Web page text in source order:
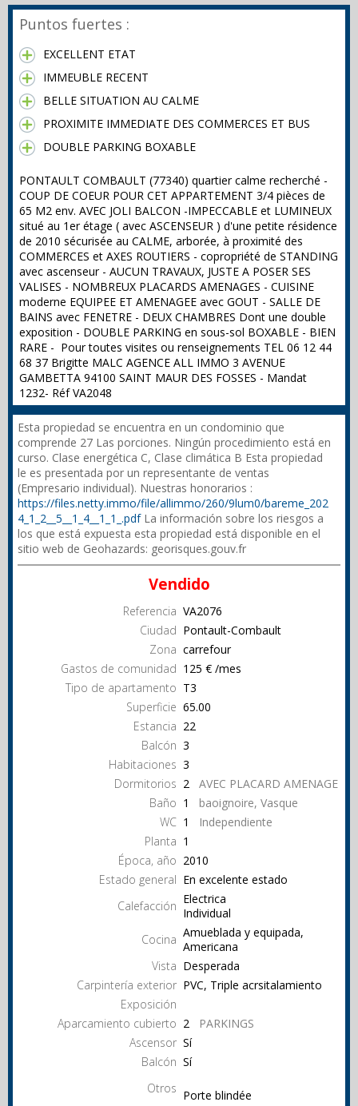
Puntos fuertes :
EXCELLENT ETAT
IMMEUBLE RECENT
BELLE SITUATION AU CALME
PROXIMITE IMMEDIATE DES COMMERCES ET BUS
DOUBLE PARKING BOXABLE
PONTAULT COMBAULT (77340) quartier calme recherché -
COUP DE COEUR POUR CET APPARTEMENT 3/4 pièces de
65 M2 env. AVEC JOLI BALCON -IMPECCABLE et LUMINEUX
situé au 1er étage ( avec ASCENSEUR ) d'une petite résidence
de 2010 sécurisée au CALME, arborée, à proximité des
COMMERCES et AXES ROUTIERS - copropriété de STANDING
avec ascenseur - AUCUN TRAVAUX, JUSTE A POSER SES
VALISES - NOMBREUX PLACARDS AMENAGES - CUISINE
moderne EQUIPEE ET AMENAGEE avec GOUT - SALLE DE
BAINS avec FENETRE - DEUX CHAMBRES Dont une double
exposition - DOUBLE PARKING en sous-sol BOXABLE - BIEN
RARE - Pour toutes visites ou renseignements TEL 06 12 44
68 37 Brigitte MALC AGENCE ALL IMMO 3 AVENUE
GAMBETTA 94100 SAINT MAUR DES FOSSES - Mandat
1232- Réf VA2048
Esta propiedad se encuentra en un condominio que
comprende 27 Las porciones. Ningún procedimiento está en
curso. Clase energética C, Clase climática B Esta propiedad
le es presentada por un representante de ventas
(Empresario individual). Nuestras honorarios :
https://files.netty.immo/file/allimmo/260/9lum0/bareme_202
4_1_2__5__1_4__1_1_.pdfLa información sobre los riesgos a
los que está expuesta esta propiedad está disponible en el
sitio web de Geohazards: georisques.gouv.fr
Vendido
Referencia VA2076
Ciudad Pontault-Combault
Zona carrefour
Gastos de comunidad 125 € /mes
Tipo de apartamento T3
Superficie 65.00
Estancia 22
Balcón 3
Habitaciones 3
Dormitorios 2 AVEC PLACARD AMENAGE
Baño 1 baoignoire, Vasque
WC 1
Independiente
Planta 1
Época, año 2010
Estado general En excelente estado
Calefacción Electrica
Individual
Cocina Amueblada y equipada,
Americana
Vista Desperada
Carpintería exterior PVC, Triple acrsitalamiento
Exposición
Aparcamiento cubierto 2
PARKINGS
Ascensor Sí
Balcón Sí
Otros Porte blindée